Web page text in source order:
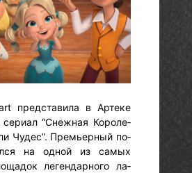
пред­ста­вила в Ар­те­ке
“Снеж­ная Ко­роле­
Чу­дес”. Премь­ер­ный по­
на од­ной из са­мых
ле­ген­дарно­го ла­